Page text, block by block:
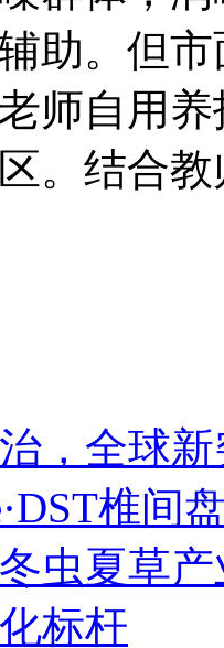
助。但
师自用
。结合
，全球
椎间
虫夏草
标杆